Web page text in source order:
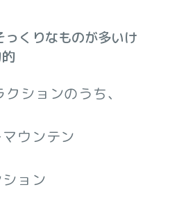
くりなものが多いけ
ションのうち、
ウンテン
ョン